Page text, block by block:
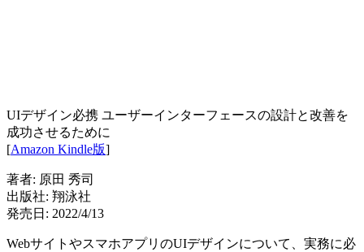
UIデザイン必携 ユーザーインターフェースの設計と改善を
成功させるために
[Amazon Kindle版]
著者: 原田 秀司
出版社: 翔泳社
発売日: 2022/4/13
WebサイトやスマホアプリのUIデザインについて、実務に必